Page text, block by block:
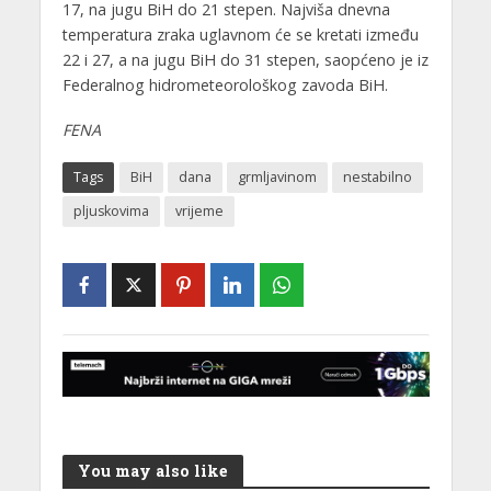
17, na jugu BiH do 21 stepen. Najviša dnevna
temperatura zraka uglavnom će se kretati između
22 i 27, a na jugu BiH do 31 stepen, saopćeno je iz
Federalnog hidrometeorološkog zavoda BiH.
FENA
Tags BiH dana grmljavinom
nestabilno
pljuskovima
vrijeme
You may also like